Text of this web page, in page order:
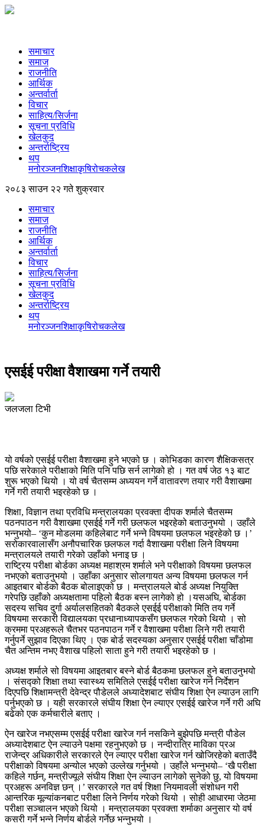
समाचार
समाज
राजनीति
आर्थिक
अन्तर्वार्ता
विचार
साहित्य/सिर्जना
सूचना प्रविधि
खेलकुद
अन्तर्राष्ट्रिय
थप
मनोरञ्‍जनशिक्षाकृषिरोचकलेख
२०८३ साउन २२ गते शुक्रवार
समाचार
समाज
राजनीति
आर्थिक
अन्तर्वार्ता
विचार
साहित्य/सिर्जना
सूचना प्रविधि
खेलकुद
अन्तर्राष्ट्रिय
थप
मनोरञ्‍जनशिक्षाकृषिरोचकलेख
एसईई परीक्षा वैशाखमा गर्ने तयारी
जलजला टिभी
यो वर्षको एसईई परीक्षा वैशाखमा हुने भएको छ । कोभिडका कारण शैक्षिकसत्र
पछि सरेकाले परीक्षाको मिति पनि पछि सर्न लागेको हो । गत वर्ष जेठ १३ बाट
शुरू भएको थियो । यो वर्ष चैतसम्म अध्ययन गर्ने वातावरण तयार गरी वैशाखमा
गर्ने गरी तयारी भइरहेको छ ।
शिक्षा, विज्ञान तथा प्रविधि मन्त्रालयका प्रवक्ता दीपक शर्माले चैतसम्म
पठनपाठन गरी वैशाखमा एसईई गर्ने गरी छलफल भइरहेको बताउनुभयो । उहाँले
भन्नुभयो– ‘कुन मोडलमा कहिलेबाट गर्ने भन्ने विषयमा छलफल भइरहेको छ ।’
सरोकारवालासँग अनौपचारिक छलफल गर्दा वैशाखमा परीक्षा लिने विषयमा
मन्त्रालयले तयारी गरेको उहाँको भनाइ छ ।
राष्ट्रिय परीक्षा बोर्डका अध्यक्ष महाश्रम शर्माले भने परीक्षाको विषयमा छलफल
नभएको बताउनुभयो । उहाँका अनुसार सोलगायत अन्य विषयमा छलफल गर्न
आइतबार बोर्डको बैठक बोलाइएको छ । मन्त्रालयले बोर्ड अध्यक्ष नियुक्ति
गरेपछि उहाँको अध्यक्षतामा पहिलो बैठक बस्न लागेको हो ।यसअघि, बोर्डका
सदस्य सचिव दुर्गा अर्यालसहितको बैठकले एसईई परीक्षाको मिति तय गर्ने
विषयमा सरकारी विद्यालयका प्रधानाध्यापकसँग छलफल गरेको थियो । सो
क्रममा प्रअहरूले चैतभर पठनपाठन गर्ने र वैशाखमा परीक्षा लिने गरी तयारी
गर्नुपर्ने सुझाव दिएका थिए । एक बोर्ड सदस्यका अनुसार एसईई परीक्षा चाँडोमा
चैत अन्तिम नभए वैशाख पहिलो साता हुने गरी तयारी भइरहेको छ ।
अध्यक्ष शर्माले सो विषयमा आइतबार बस्ने बोर्ड बैठकमा छलफल हुने बताउनुभयो
। संसद्को शिक्षा तथा स्वास्थ्य समितिले एसईई परीक्षा खारेज गर्न निर्देशन
दिएपछि शिक्षामन्त्री देवेन्द्र पौडेलले अध्यादेशबाट संघीय शिक्षा ऐन ल्याउन लागि
पर्नुभएको छ । यही सरकारले संघीय शिक्षा ऐन ल्याएर एसईई खारेज गर्ने गरी अघि
बढेको एक कर्मचारीले बताए ।
ऐन खारेज नभएसम्म एसईई परीक्षा खारेज गर्न नसकिने बुझेपछि मन्त्री पौडेल
अध्यादेशबाट ऐन ल्याउने पक्षमा रहनुभएको छ । नन्दीरात्रि माविका प्रअ
राजेन्द्र अधिकारीले सरकारले ऐन ल्याएर परीक्षा खारेज गर्न खोजिरहेको बताउँदै
परीक्षाको विषयमा अन्योल भएको उल्लेख गर्नुभयो । उहाँले भन्नुभयो– ‘खै परीक्षा
कहिले गर्छन्, मन्त्रीज्यूले संघीय शिक्षा ऐन ल्याउन लागेको सुनेको छु, यो विषयमा
प्रअहरू अनविज्ञ छन् ।’ सरकारले गत वर्ष शिक्षा नियमावली संशोधन गरी
आन्तरिक मूल्यांकनबाट परीक्षा लिने निर्णय गरेको थियो । सोही आधारमा जेठमा
परीक्षा सञ्चालन भएको थियो । मन्त्रालयका प्रवक्ता शर्माका अनुसार यो वर्ष
कसरी गर्ने भन्ने निर्णय बोर्डले गर्नेछ भन्नुभयो ।